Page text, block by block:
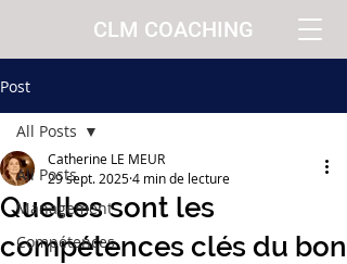
CLM COACHING
Post
All Posts
Management
Compétences
All Posts
Quelles sont les
compétences clés du bon
Catherine LE MEUR
29 sept. 20254 min de lecture